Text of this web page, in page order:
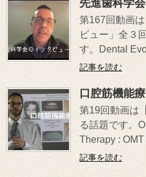
先進歯科学
第167回動画
ビュー」全３
す。Dental
記事を読む
口腔筋機能
第19回動画は
る話題です。
Therapy : OMT
記事を読む